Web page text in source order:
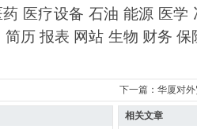
药 医疗设备 石油 能源 医学
简历 报表 网站 生物 财务 保
下一篇： 华厦对
相关文章